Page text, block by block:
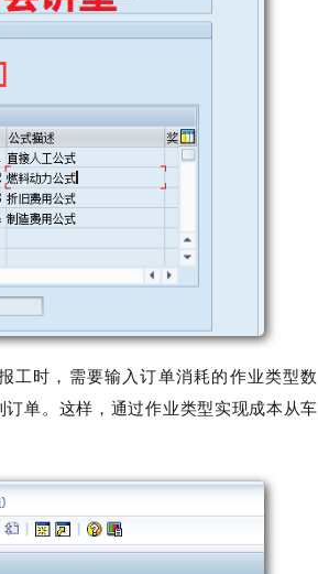
工时，需要输入订单消耗的作业类型数
单。这样，通过作业类型实现成本从车